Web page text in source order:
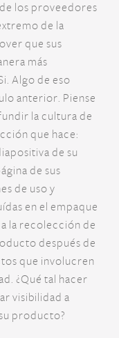
los proveedores
de la
que sus
más
Algo de eso
anterior. Piense
la cultura de
que hace:
de su
de sus
de uso y
en el empaque
la recolección de
después de
que involucren
¿Qué tal hacer
visibilidad a
producto?